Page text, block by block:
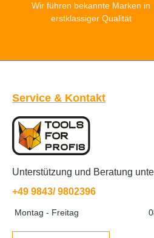
Wir führen bekannte Marken in
erstklassiger Qualität
Service & Kontakt
Unterstützung und Beratung
+49 9843/ 9802396
Montag - Freitag